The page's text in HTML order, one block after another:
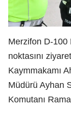
Merzifon D-100
noktasını
Kaymmakamı
Müdürü Ayhan
Komutanı